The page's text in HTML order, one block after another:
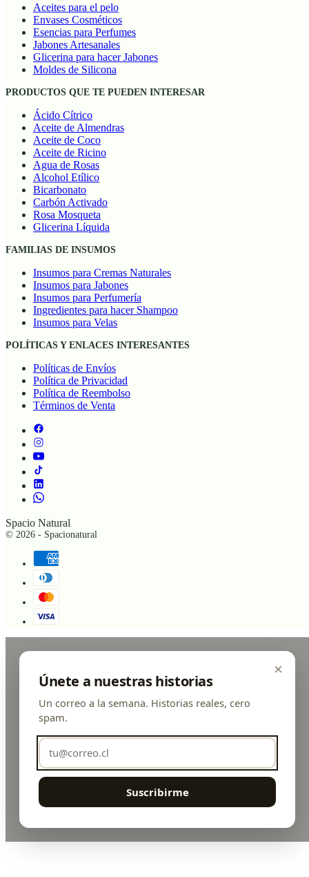
Aceites para el pelo
Envases Cosméticos
Esencias para Perfumes
Jabones Artesanales
Glicerina para hacer Jabones
Moldes de Silicona
PRODUCTOS QUE TE PUEDEN INTERESAR
Ácido Cítrico
Aceite de Almendras
Aceite de Coco
Aceite de Ricino
Agua de Rosas
Alcohol Etílico
Bicarbonato
Carbón Activado
Rosa Mosqueta
Glicerina Líquida
FAMILIAS DE INSUMOS
Insumos para Cremas Naturales
Insumos para Jabones
Insumos para Perfumería
Ingredientes para hacer Shampoo
Insumos para Velas
POLÍTICAS Y ENLACES INTERESANTES
Políticas de Envíos
Política de Privacidad
Política de Reembolso
Términos de Venta
Spacio Natural
© 2026 - Spacionatural